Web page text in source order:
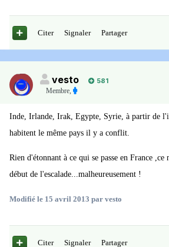
Citer Signaler Partager
vesto
581
Membre,
Inde, Irlande, Irak, Egypte, Syrie, à partir de
habitent le même pays il y a conflit.
Rien d'étonnant à ce qui se passe en France
début de l'escalade...malheureusement !
Modifié le 15 avril 2013 par vesto
Citer Signaler Partager